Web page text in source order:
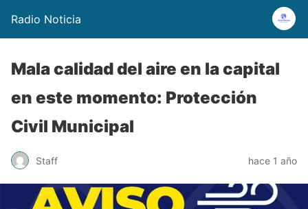
Radio Noticia
Mala calidad del aire en la capital
en este momento: Protección
Civil Municipal
Staff hace 1 año